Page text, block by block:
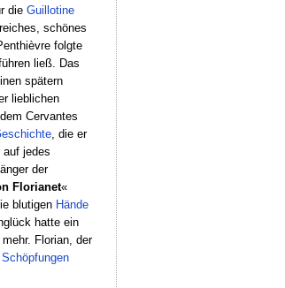
die Guillotine
schönes
folgte
ließ. Das
spätern
lieblichen
Cervantes
, die er
auf jedes
der
Florianet«
blutigen Hände
hatte ein
Florian, der
Schöpfungen